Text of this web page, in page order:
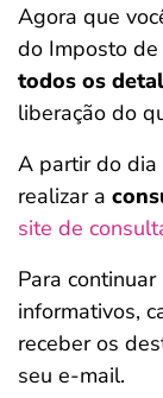
Agora que
do Imposto
todos os
liberação do
A partir do
realizar a
site de
Para
informativos,
receber os
seu e-mail.